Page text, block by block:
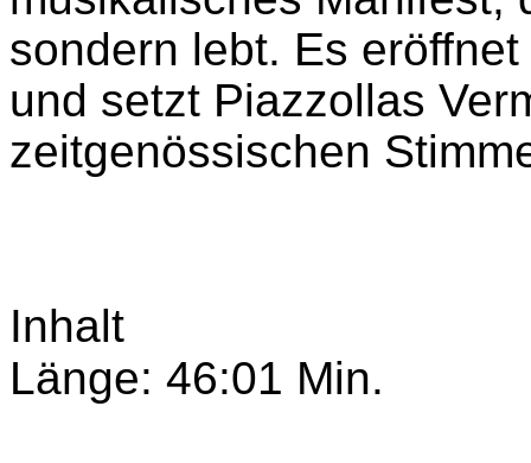
sondern lebt. Es
und setzt Piazzollas
zeitgenössischen
Inhalt
Länge: 46:01 Min.